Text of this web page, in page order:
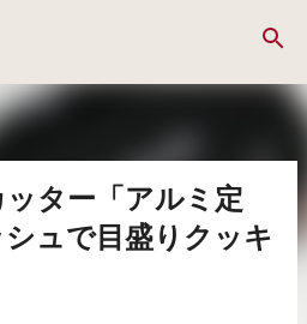
ン コンテンツに移動
ター「アルミ定
ュで目盛りクッキ